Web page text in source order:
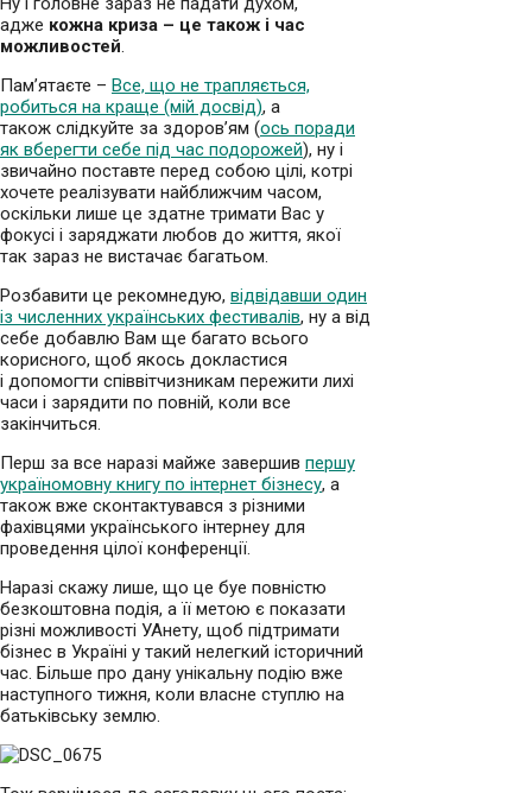
адже кожна криза – це також і час
можливостей.
Пам’ятаєте – Все, що не трапляється,
робиться на краще (мій досвід), а
також слідкуйте за здоров’ям (ось поради
як вберегти себе під час подорожей), ну і
звичайно поставте перед собою цілі, котрі
хочете реалізувати найближчим часом,
оскільки лише це здатне тримати Вас у
фокусі і заряджати любов до життя, якої
так зараз не вистачає багатьом.
Розбавити це рекомнедую, відвідавши один
із численних українських фестивалів, ну а від
себе добавлю Вам ще багато всього
корисного, щоб якось докластися
і допомогти співвітчизникам пережити лихі
часи і зарядити по повній, коли все
закінчиться.
Перш за все наразі майже завершив першу
україномовну книгу по інтернет бізнесу, а
також вже сконтактувався з різними
фахівцями українського інтернеу для
проведення цілої конференції.
Наразі скажу лише, що це буе повністю
безкоштовна подія, а її метою є показати
різні можливості УАнету, щоб підтримати
бізнес в Україні у такий нелегкий історичний
час. Більше про дану унікальну подію вже
наступного тижня, коли власне ступлю на
батьківську землю.